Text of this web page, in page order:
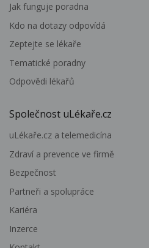
Jak funguje poradna
Kdo na dotazy odpovídá
Zeptejte se lékaře
Tematické poradny
Odpovědi lékařů
Společnost uLékaře.cz
uLékaře.cz a telemedicína
Zdraví a prevence ve firmě
Bezpečnost
Partneři a spolupráce
Kariéra
Inzerce